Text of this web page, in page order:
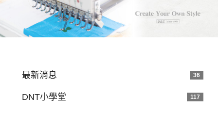
最新消息 36
DNT小學堂 117